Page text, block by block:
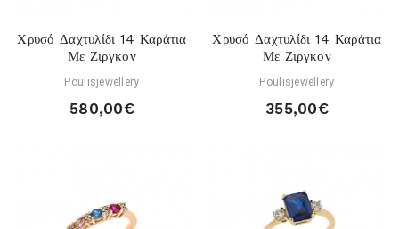
Χρυσό Δαχτυλίδι 14 Καράτια
Με Ζιργκον
Poulisjewellery
580,00€
Χρυσό Δαχτυλίδι 14 Καράτια
Με Ζιργκον
Poulisjewellery
355,00€